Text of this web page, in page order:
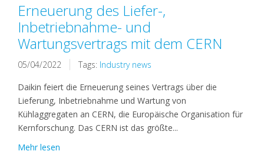
Erneuerung des Liefer-,
Inbetriebnahme- und
Wartungsvertrags mit dem CERN
05/04/2022 Tags: Industry news
Daikin feiert die Erneuerung seines Vertrags über die
Lieferung, Inbetriebnahme und Wartung von
Kühlaggregaten an CERN, die Europäische Organisation für
Kernforschung. Das CERN ist das größte...
Mehr lesen